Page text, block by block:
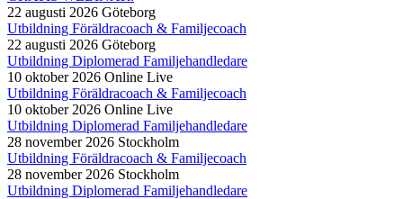
22 augusti 2026 Göteborg
Utbildning Föräldracoach & Familjecoach
22 augusti 2026 Göteborg
Utbildning Diplomerad Familjehandledare
10 oktober 2026 Online Live
Utbildning Föräldracoach & Familjecoach
10 oktober 2026 Online Live
Utbildning Diplomerad Familjehandledare
28 november 2026 Stockholm
Utbildning Föräldracoach & Familjecoach
28 november 2026 Stockholm
Utbildning Diplomerad Familjehandledare